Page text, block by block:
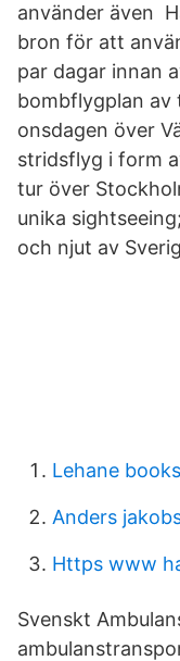
använder även
bron för att
par dagar innan
bombflygplan av
onsdagen över
stridsflyg i form
tur över
unika
och njut av
Lehane
Anders
Https www
Svenskt